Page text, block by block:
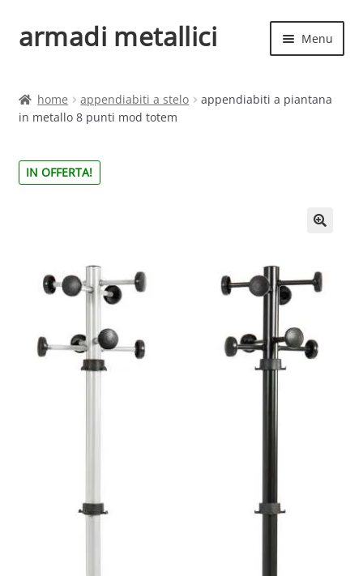
Vai
alla
Vai
al
armadi metallici Menu
il
Shop
home appendiabiti a stelo
appendiabiti a piantana
in metallo 8 punti mod totem
IN OFFERTA!